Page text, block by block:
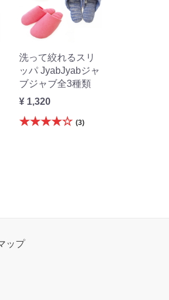
洗って絞れるスリ
ッパ JyabJyabジャ
ブジャブ全3種類
¥ 1,320
★★★★☆(3)
ップ